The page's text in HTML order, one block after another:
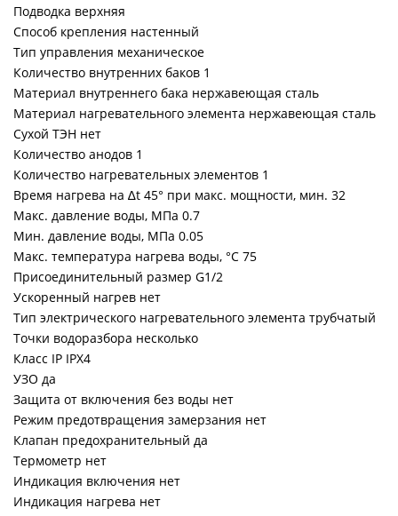
Подводка верхняя
Способ крепления настенный
Тип управления механическое
Количество внутренних баков 1
Материал внутреннего бака нержавеющая сталь
Материал нагревательного элемента нержавеющая сталь
Сухой ТЭН нет
Количество анодов 1
Количество нагревательных элементов 1
Время нагрева на ∆t 45° при макс. мощности, мин. 32
Макс. давление воды, МПа 0.7
Мин. давление воды, МПа 0.05
Макс. температура нагрева воды, °С 75
Присоединительный размер G1/2
Ускоренный нагрев нет
Тип электрического нагревательного элемента трубчатый
Точки водоразбора несколько
Класс IP IPX4
УЗО да
Защита от включения без воды нет
Режим предотвращения замерзания нет
Клапан предохранительный да
Термометр нет
Индикация включения нет
Индикация нагрева нет